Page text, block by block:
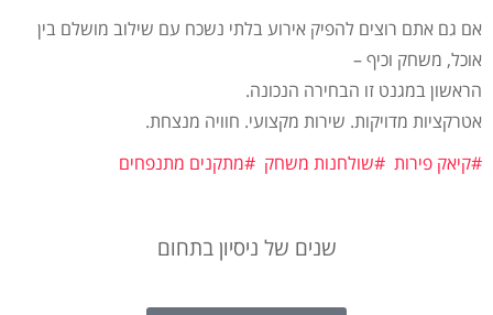
אם גם אתם רוצים להפיק אירוע בלתי נשכח עם שילוב מושלם בין
אוכל, משחק וכיף –
הראשון במגנט זו הבחירה הנכונה.
אטרקציות מדויקות. שירות מקצועי. חוויה מנצחת.
#קיאק פירות #שולחנות משחק #מתקנים מתנפחים
שנים של ניסיון בתחום